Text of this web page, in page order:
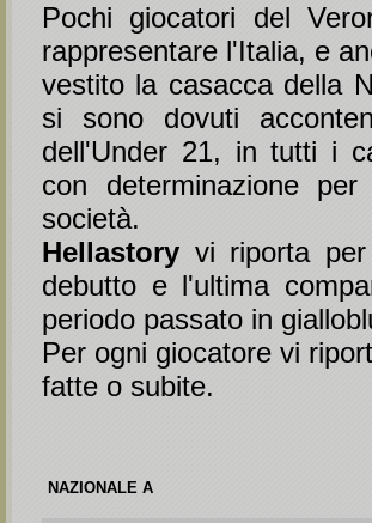
Pochi giocatori del
rappresentare l'Italia, e
vestito la casacca della
si sono dovuti
dell'Under 21, in tutti i
con determinazione
società.
Hellastory vi riporta
debutto e l'ultima
periodo passato in
Per ogni giocatore vi
fatte o subite.
NAZIONALE A